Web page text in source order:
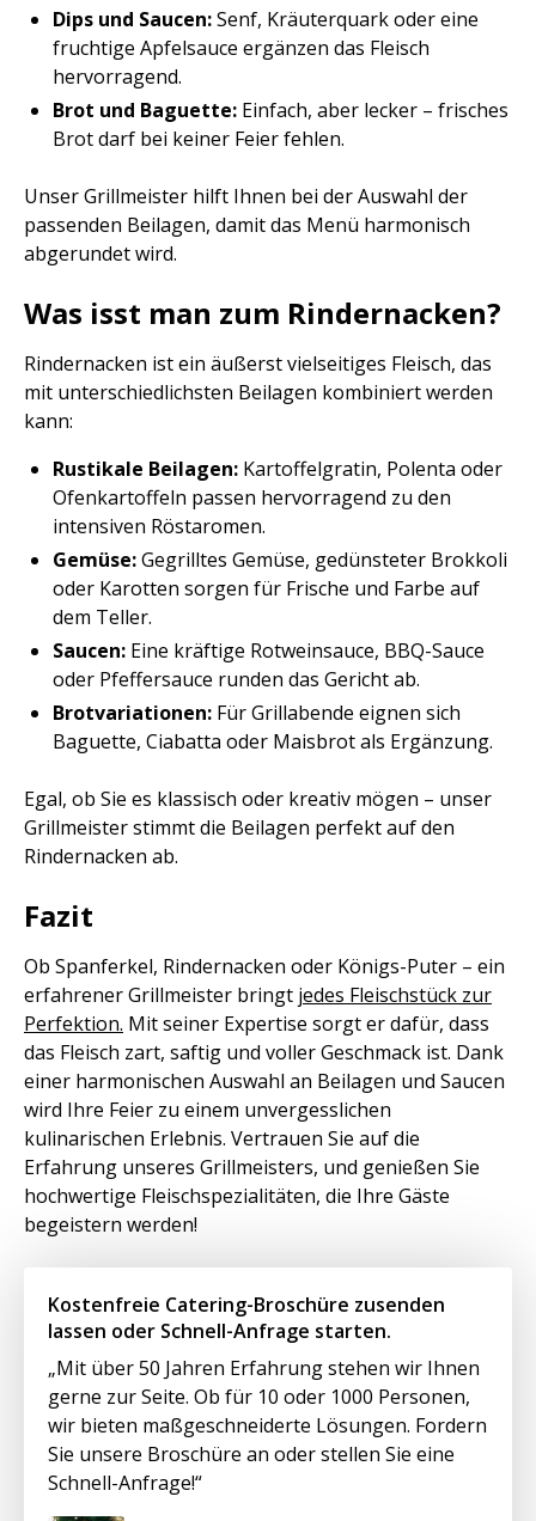
Dips und Saucen:Senf, Kräuterquark oder eine
fruchtige Apfelsauce ergänzen das Fleisch
hervorragend.
Brot und Baguette: Einfach, aber lecker – frisches
Brot darf bei keiner Feier fehlen.
Unser Grillmeister hilft Ihnen bei der Auswahl der
passenden Beilagen, damit das Menü harmonisch
abgerundet wird.
Was isst man zum Rindernacken?
Rindernacken ist ein äußerst vielseitiges Fleisch, das
mit unterschiedlichsten Beilagen kombiniert werden
kann:
Rustikale Beilagen: Kartoffelgratin, Polenta oder
Ofenkartoffeln passen hervorragend zu den
intensiven Röstaromen.
Gemüse:Gegrilltes Gemüse, gedünsteter Brokkoli
oder Karotten sorgen für Frische und Farbe auf
dem Teller.
Saucen: Eine kräftige Rotweinsauce, BBQ-Sauce
oder Pfeffersauce runden das Gericht ab.
Brotvariationen: Für Grillabende eignen sich
Baguette, Ciabatta oder Maisbrot als Ergänzung.
Egal, ob Sie es klassisch oder kreativ mögen – unser
Grillmeister stimmt die Beilagen perfekt auf den
Rindernacken ab.
Fazit
Ob Spanferkel, Rindernacken oder Königs-Puter – ein
erfahrener Grillmeister bringt jedes Fleischstück zur
Perfektion. Mit seiner Expertise sorgt er dafür, dass
das Fleisch zart, saftig und voller Geschmack ist. Dank
einer harmonischen Auswahl an Beilagen und Saucen
wird Ihre Feier zu einem unvergesslichen
kulinarischen Erlebnis. Vertrauen Sie auf die
Erfahrung unseres Grillmeisters, und genießen Sie
hochwertige Fleischspezialitäten, die Ihre Gäste
begeistern werden!
Kostenfreie Catering-Broschüre zusenden
lassen oder Schnell-Anfrage starten.
„Mit über 50 Jahren Erfahrung stehen wir Ihnen
gerne zur Seite. Ob für 10 oder 1000 Personen,
wir bieten maßgeschneiderte Lösungen. Fordern
Sie unsere Broschüre an oder stellen Sie eine
Schnell-Anfrage!“